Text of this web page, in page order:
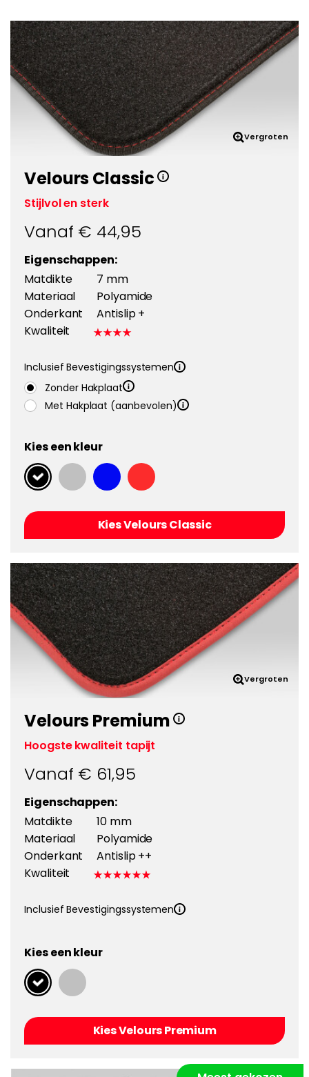
Vergroten
Velours Classic
Stijlvol en sterk
Vanaf € 44,95
Eigenschappen:
Matdikte
7 mm
Materiaal
Polyamide
Onderkant
Antislip +
Kwaliteit
Inclusief Bevestigingssystemen
Zonder Hakplaat
Met Hakplaat (aanbevolen)
Kies een kleur
Kies Velours Classic
Vergroten
Velours Premium
Hoogste kwaliteit tapijt
Vanaf € 61,95
Eigenschappen:
Matdikte
10 mm
Materiaal
Polyamide
Onderkant
Antislip ++
Kwaliteit
Inclusief Bevestigingssystemen
Kies een kleur
Kies Velours Premium